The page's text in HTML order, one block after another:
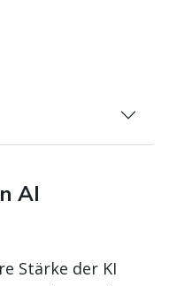
AI
Stärke der KI